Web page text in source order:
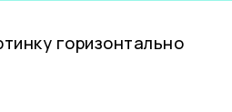
горизонтально